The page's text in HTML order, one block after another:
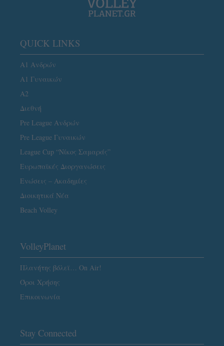
QUICK LINKS
Α1 Ανδρών
Α1 Γυναικών
A2
Διεθνή
Pre League Ανδρών
Pre League Γυναικών
League Cup “Νίκος Σαμαράς”
Ευρωπαϊκές Διοργανώσεις
Ενώσεις – Ακαδημίες
Διοικητικά Νέα
Beach Volley
VolleyPlanet
Πλανήτης βόλεϊ… On Air!
Όροι Χρήσης
Επικοινωνία
Stay Connected